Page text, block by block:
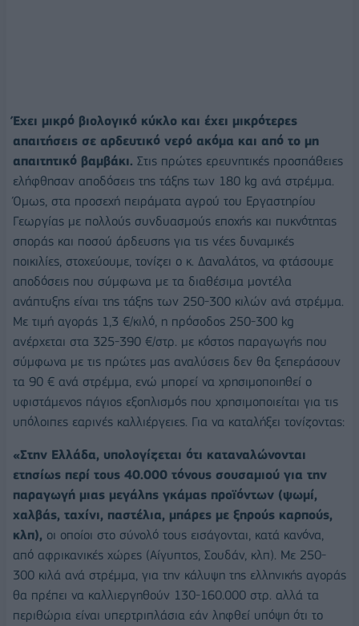
Έχει μικρό βιολογικό κύκλο και έχει μικρότερες
απαιτήσεις σε αρδευτικό νερό ακόμα και από το μη
απαιτητικό βαμβάκι. Στις πρώτες ερευνητικές προσπάθειες
ελήφθησαν αποδόσεις της τάξης των 180 kg ανά στρέμμα.
Όμως, στα προσεχή πειράματα αγρού του Εργαστηρίου
Γεωργίας με πολλούς συνδυασμούς εποχής και πυκνότητας
σποράς και ποσού άρδευσης για τις νέες δυναμικές
ποικιλίες, στοχεύουμε, τονίζει ο κ. Δαναλάτος, να φτάσουμε
αποδόσεις που σύμφωνα με τα διαθέσιμα μοντέλα
ανάπτυξης είναι της τάξης των 250-300 κιλών ανά στρέμμα.
Με τιμή αγοράς 1,3 €/κιλό, η πρόσοδος 250-300 kg
ανέρχεται στα 325-390 €/στρ. με κόστος παραγωγής που
σύμφωνα με τις πρώτες μας αναλύσεις δεν θα ξεπεράσουν
τα 90 € ανά στρέμμα, ενώ μπορεί να χρησιμοποιηθεί ο
υφιστάμενος πάγιος εξοπλισμός που χρησιμοποιείται για τις
υπόλοιπες εαρινές καλλιέργειες. Για να καταλήξει τονίζοντας:
«Στην Ελλάδα, υπολογίζεται ότι καταναλώνονται
ετησίως περί τους 40.000 τόνους σουσαμιού για την
παραγωγή μιας μεγάλης γκάμας προϊόντων (ψωμί,
χαλβάς, ταχίνι, παστέλια, μπάρες με ξηρούς καρπούς,
κλπ), οι οποίοι στο σύνολό τους εισάγονται, κατά κανόνα,
από αφρικανικές χώρες (Αίγυπτος, Σουδάν, κλπ). Με 250-
300 κιλά ανά στρέμμα, για την κάλυψη της ελληνικής αγοράς
θα πρέπει να καλλιεργηθούν 130-160.000 στρ. αλλά τα
περιθώρια είναι υπερτριπλάσια εάν ληφθεί υπόψη ότι το